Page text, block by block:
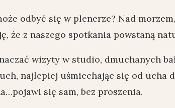
odbyć się w plenerze? Nad
że z naszego spotkania powstaną
wizyty w studio, dmuchanych
najlepiej uśmiechając się od ucha
się sam, bez proszenia.